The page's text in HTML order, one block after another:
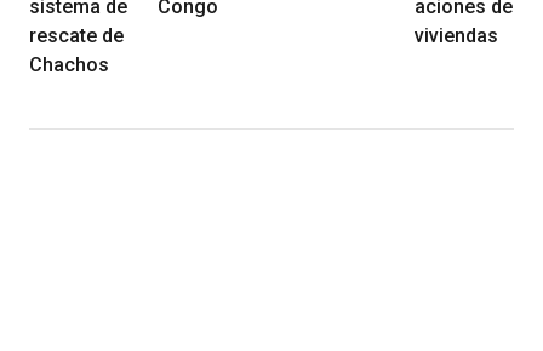
sistema de
rescate de
Chachos
Congo
aciones de
viviendas